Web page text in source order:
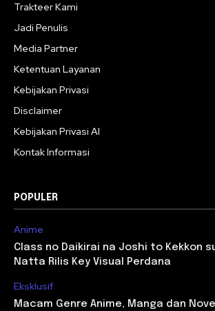
Trakteer Kami
Jadi Penulis
Media Partner
Ketentuan Layanan
Kebijakan Privasi
Disclaimer
Kebijakan Privasi AI
Kontak Informasi
POPULER
Anime
Class no Daikirai na Joshi to Kekkon
Natta Rilis Key Visual Perdana
Eksklusif
Macam Genre Anime, Manga dan